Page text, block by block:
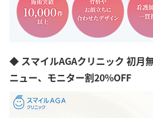
◆ スマイルAGAクリニック 初月
ニュー、モニター割20%OFF